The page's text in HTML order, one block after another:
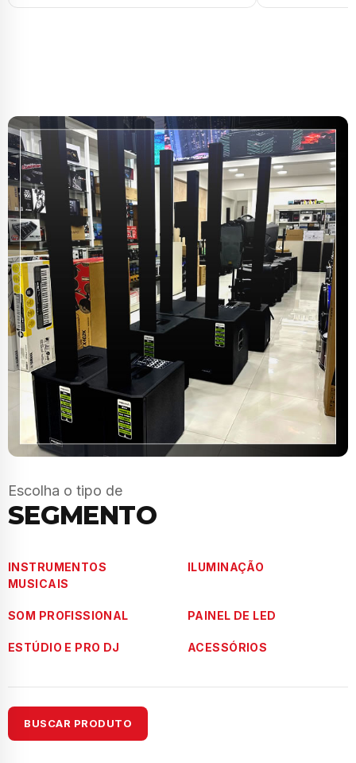
Escolha o tipo de
SEGMENTO
INSTRUMENTOS
MUSICAIS
ILUMINAÇÃO
SOM PROFISSIONAL PAINEL DE LED
ESTÚDIO E PRO DJ ACESSÓRIOS
BUSCAR PRODUTO